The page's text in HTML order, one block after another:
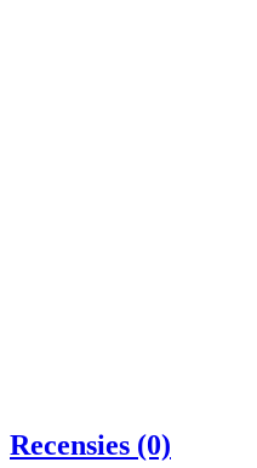
Recensies (0)